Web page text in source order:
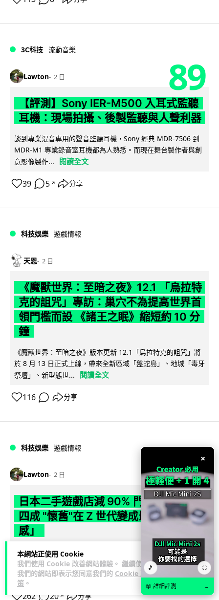
本網站正使用 Cookie
我們使用 Cookie 改善網站體驗。 繼續使用
我們的網站即表示您同意我們的 Cookie 政
策 。
3C科技 流動音樂
Lawton 2 日 89
【評測】Sony IER-M500 入耳式監聽
耳機：現場拍攝、後製監聽與人聲利器
談到專業混音專用的聲音監聽耳機，Sony 經典 MDR-7506 到
MDR-M1 專業錄音室耳機都為人熟悉。而現在舞台製作者與創
意影像製作...
閱讀全文
39 5 ↗ 分享
科技娛樂 遊戲情報
天恩 2 日
《魔獸世界：至暗之夜》12.1 「烏拉特
克的詛咒」專訪：巢穴不為提高世界首
領門檻而設 《諸王之眠》縮短約 10 分
鐘
《魔獸世界：至暗之夜》版本更新 12.1「烏拉特克的詛咒」將
於 8 月 13 日正式上線，帶來全新區域「盤蛇島」、地城「毒牙
祭壇」、新型態世...
閱讀全文
116 分享
科技娛樂 遊戲情報
Lawton 2 日
日本二手遊戲店減 90% 門市 業績反增
四成 "懷舊"在 Z 世代變成最潮「新鮮
感」
日本零售巨頭 GEO 將懷舊遊戲銷售門市從 1,000 間大幅減至
99 間，但銷售額卻不降反升至過往的 1.4 倍。做到「減店增
收」奇蹟，... 閱讀全文
262 20 ↗ 分享
×
🎵 ⛶
📖 詳細評測 →